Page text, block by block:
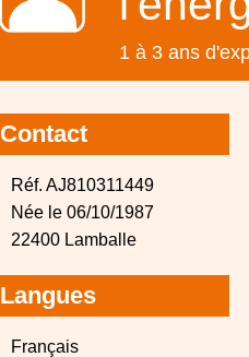
1 à 3 ans
Contact
Réf. AJ810311449
Née le 06/10/1987
22400 Lamballe
Langues
Français